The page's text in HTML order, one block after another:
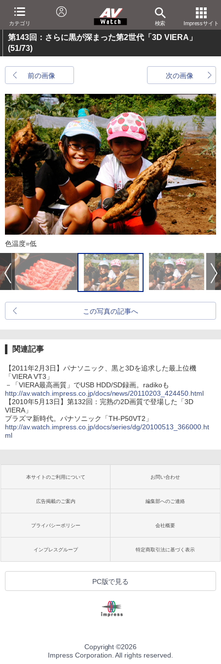
カテゴリ 検索 Impressサイト
第143回：さらに黒が深まった第2世代「3D VIERA」
(51/73)
前の画像 次の画像
色温度=低
この写真の記事へ
関連記事
【2011年2月3日】パナソニック、黒と3Dを追求した最上位機
「VIERA VT3」
－「VIERA最高画質」でUSB HDD/SD録画。radikoも
http://av.watch.impress.co.jp/docs/news/20110203_424450.html
【2010年5月13日】第132回：完熟の2D画質で登場した「3D
VIERA」
プラズマ新時代。パナソニック「TH-P50VT2」
http://av.watch.impress.co.jp/docs/series/dg/20100513_366000.ht
ml
本サイトのご利用について お問い合わせ
広告掲載のご案内 編集部へのご連絡
プライバシーポリシー 会社概要
インプレスグループ 特定商取引法に基づく表示
PC版で見る
Copyright ©2026
Impress Corporation. All rights reserved.